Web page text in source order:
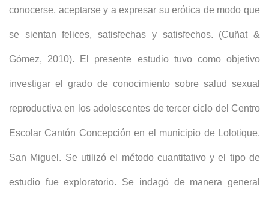
conocerse, aceptarse y a expresar su erótica de modo que
se sientan felices, satisfechas y satisfechos. (Cuñat &
Gómez, 2010). El presente estudio tuvo como objetivo
investigar el grado de conocimiento sobre salud sexual
reproductiva en los adolescentes de tercer ciclo del Centro
Escolar Cantón Concepción en el municipio de Lolotique,
San Miguel. Se utilizó el método cuantitativo y el tipo de
estudio fue exploratorio. Se indagó de manera general